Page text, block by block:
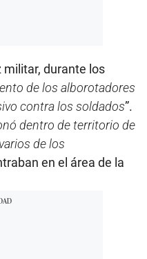
militar, durante los
de los alborotadores
contra los soldados”.
dentro de territorio de
de los
en el área de la